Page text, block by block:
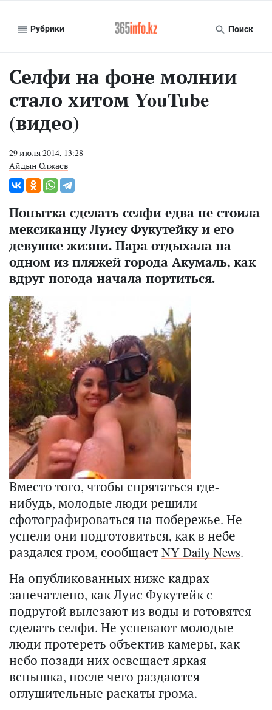
Рубрики Поиск
Селфи на фоне молнии
стало хитом YouTube
(видео)
29 июля 2014, 13:28
Айдын Олжаев
Попытка сделать селфи едва не стоила
мексиканцу Луису Фукутейку и его
девушке жизни. Пара отдыхала на
одном из пляжей города Акумаль, как
вдруг погода начала портиться.
Вместо того, чтобы спрятаться где-
нибудь, молодые люди решили
сфотографироваться на побережье. Не
успели они подготовиться, как в небе
раздался гром, сообщаетNY Daily News.
На опубликованных ниже кадрах
запечатлено, как Луис Фукутейк с
подругой вылезают из воды и готовятся
сделать селфи. Не успевают молодые
люди протереть объектив камеры, как
небо позади них освещает яркая
вспышка, после чего раздаются
оглушительные раскаты грома.